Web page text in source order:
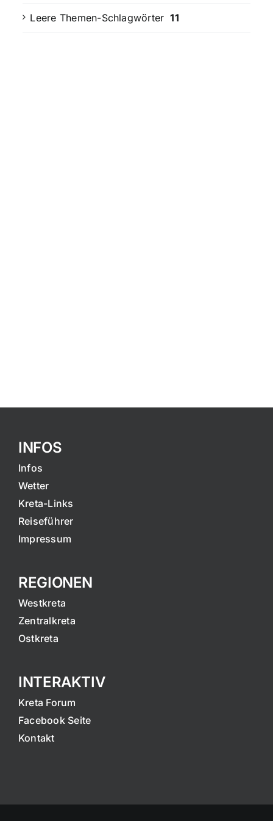
Leere Themen-Schlagwörter 11
INFOS
Infos
Wetter
Kreta-Links
Reiseführer
Impressum
REGIONEN
Westkreta
Zentralkreta
Ostkreta
INTERAKTIV
Kreta Forum
Facebook Seite
Kontakt